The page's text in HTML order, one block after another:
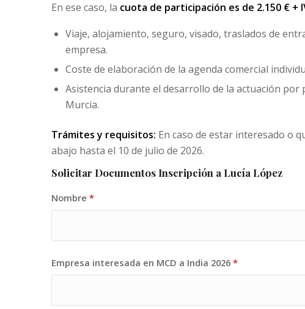
En ese caso, la cuota de participación es de 2.150 € +
Viaje, alojamiento, seguro, visado, traslados de
empresa.
Coste de elaboración de la agenda comercial
Asistencia durante el desarrollo de la actuación por
Murcia.
Trámites y requisitos: En caso de estar interesado o
abajo hasta el 10 de julio de 2026.
Solicitar Documentos Inscripción a Lucía López
Nombre *
Empresa interesada en MCD a India 2026 *